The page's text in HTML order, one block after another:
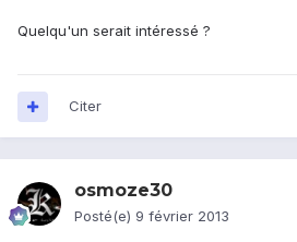
Quelqu'un serait intéressé ?
Citer
osmoze30
Posté(e) 9 février 2013